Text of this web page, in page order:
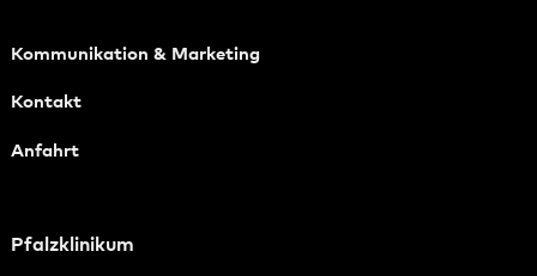
Kommunikation & Marketing
Kontakt
Anfahrt
Pfalzklinikum